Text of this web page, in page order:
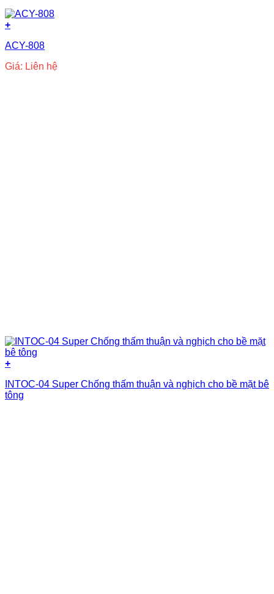
+
ACY-808
Giá: Liên hệ
+
INTOC-04 Super Chống thấm thuận và nghịch cho bề mặt bê
tông